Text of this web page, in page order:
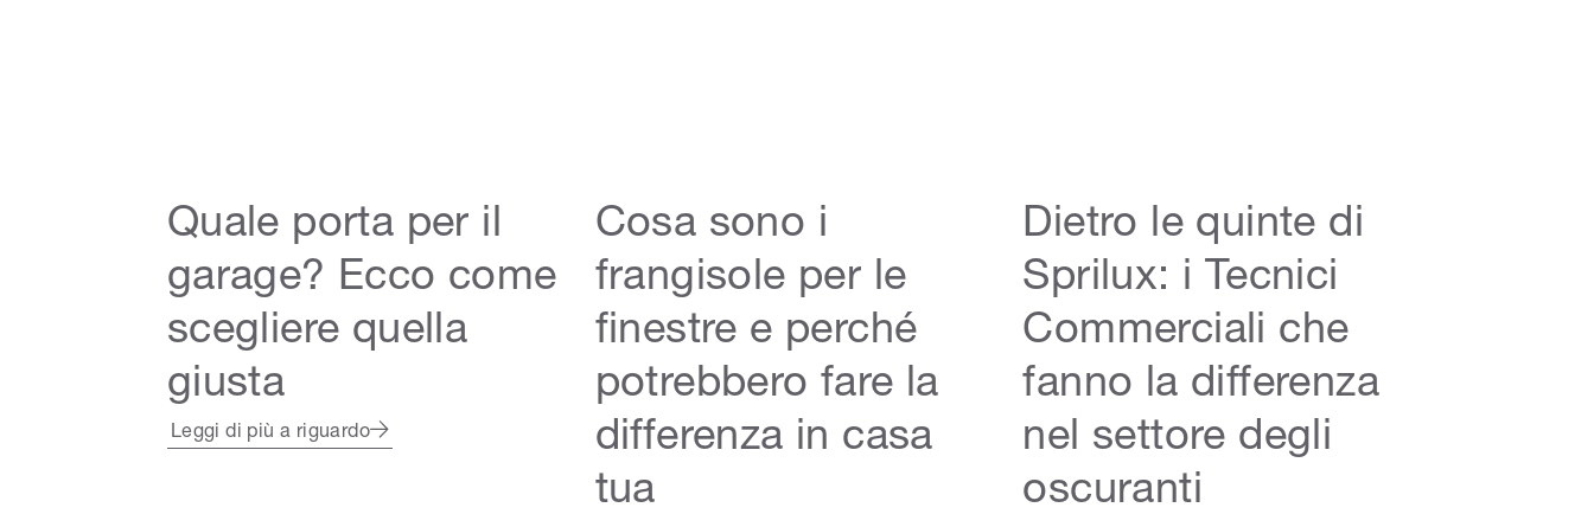
Quale porta per il
garage? Ecco come
scegliere quella
giusta
Leggi di più a riguardo
Cosa sono i
frangisole per le
finestre e perché
potrebbero fare la
differenza in casa
tua
Dietro le quinte di
Sprilux: i Tecnici
Commerciali che
fanno la differenza
nel settore degli
oscuranti